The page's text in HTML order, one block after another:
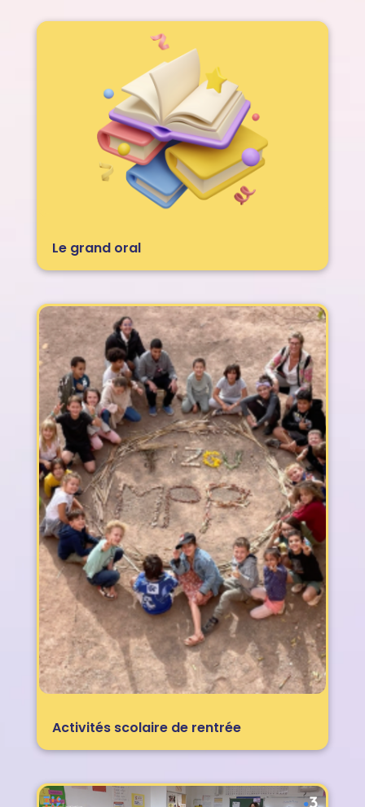
Le grand oral
Activités scolaire de rentrée